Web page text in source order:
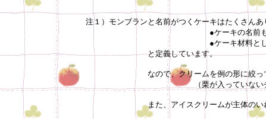
注１）モンブランと名前がつくケーキはたくさんあ
●ケーキの名前もしくは名前の一部に“
●ケーキ材料としてなんらかの
と定義しています。
なので、クリームを例の形に絞ってあり“モ
（栗が入っていないチョコモンブ
また、アイスクリームが主体のいわゆる“